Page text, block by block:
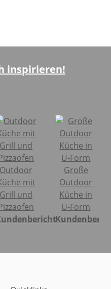
inspirieren!
Outdoor
mit
Grill und
Große
Outdoor
Küche in
U-Form
Kundenbericht